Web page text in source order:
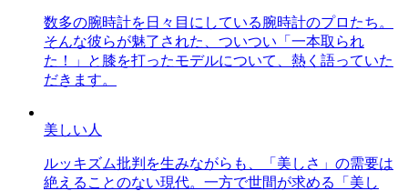
数多の腕時計を日々目にしている腕時計のプロたち。
そんな彼らが魅了された、ついつい「一本取られ
た！」と膝を打ったモデルについて、熱く語っていた
だきます。
美しい人
ルッキズム批判を生みながらも、「美しさ」の需要は
絶えることのない現代。一方で世間が求める「美し